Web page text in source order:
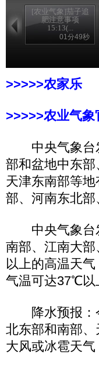
[农业气象]茄子追
肥注意事项
15:13(...
01分49秒
>>>>>农家乐
>>>>>农业气象
中央气象台发
部和盆地中东
天津东南部等
部、河南东北
中央气象台发
南部、江南大
以上的高温天
气温可达37℃以
降水预报：今
北东部和南部
大风或冰雹天